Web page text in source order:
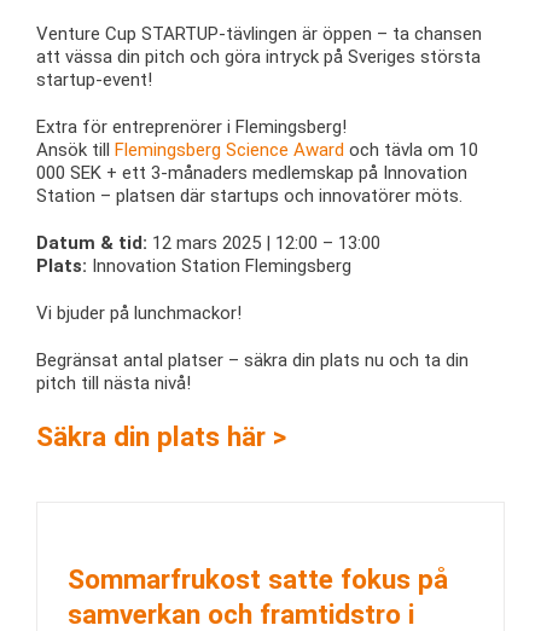
Venture Cup STARTUP-tävlingen är öppen – ta chansen
att vässa din pitch och göra intryck på Sveriges största
startup-event!
Extra för entreprenörer i Flemingsberg!
Ansök till
Flemingsberg Science Award och tävla om 10
000 SEK + ett 3-månaders medlemskap på Innovation
Station – platsen där startups och innovatörer möts.
Datum & tid: 12 mars 2025 | 12:00 – 13:00
Plats: Innovation Station Flemingsberg
Vi bjuder på lunchmackor!
Begränsat antal platser – säkra din plats nu och ta din
pitch till nästa nivå!
Säkra din plats här >
Sommarfrukost satte fokus på
samverkan och framtidstro i